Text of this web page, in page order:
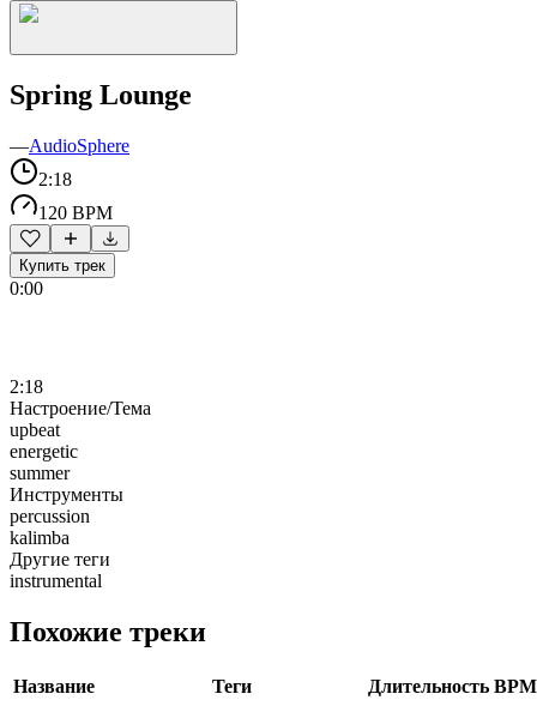
Spring Lounge
—AudioSphere
2:18
120 BPM
Купить трек
0:00
2:18
Настроение/Тема
upbeat
energetic
summer
Инструменты
percussion
kalimba
Другие теги
instrumental
Похожие треки
Название Теги Длительность BPM